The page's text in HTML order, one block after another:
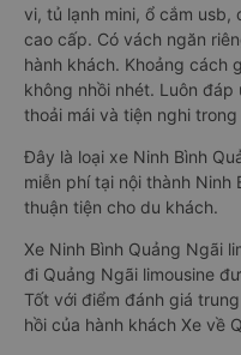
vi, tủ lạnh mini, ổ cắm usb,
cao cấp. Có vách ngăn
hành khách. Khoảng cách
không nhồi nhét. Luôn
thoải mái và tiện nghi
Đây là loại xe Ninh Bình
miễn phí tại nội thành Ninh
thuận tiện cho du khách.
Xe Ninh Bình Quảng Ngãi
đi Quảng Ngãi limousine
Tốt với điểm đánh giá
hồi của hành khách Xe về